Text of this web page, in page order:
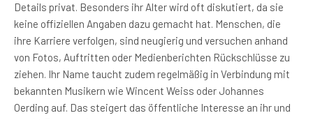
Details privat. Besonders ihr Alter wird oft diskutiert, da sie
keine offiziellen Angaben dazu gemacht hat. Menschen, die
ihre Karriere verfolgen, sind neugierig und versuchen anhand
von Fotos, Auftritten oder Medienberichten Rückschlüsse zu
ziehen. Ihr Name taucht zudem regelmäßig in Verbindung mit
bekannten Musikern wie Wincent Weiss oder Johannes
Oerding auf. Das steigert das öffentliche Interesse an ihr und